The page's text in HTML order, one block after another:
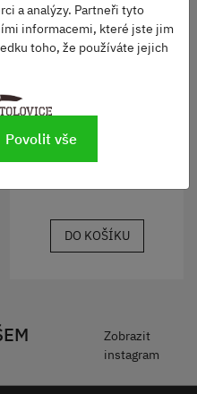
Střelecké brýle Pro
DO KOŠÍKU
Zobrazit
instagram
a analýzy. Partneři tyto
informacemi, které jste jim
toho, že používáte jejich
Povolit vše